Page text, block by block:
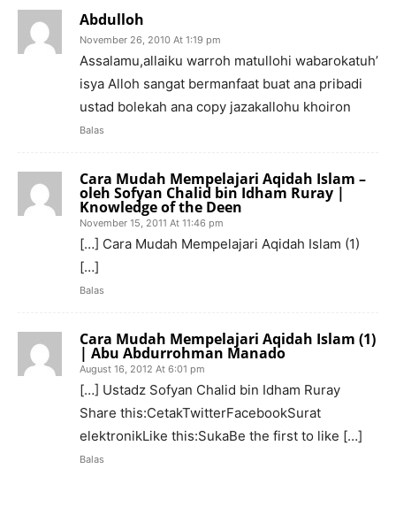
Abdulloh
November 26, 2010 At 1:19 pm
Assalamu,allaiku warroh matullohi wabarokatuh’
isya Alloh sangat bermanfaat buat ana pribadi
ustad bolekah ana copy jazakallohu khoiron
Balas
Cara Mudah Mempelajari Aqidah Islam –
oleh Sofyan Chalid bin Idham Ruray |
Knowledge of the Deen
November 15, 2011 At 11:46 pm
[…] Cara Mudah Mempelajari Aqidah Islam (1)
[…]
Balas
Cara Mudah Mempelajari Aqidah Islam (1)
| Abu Abdurrohman Manado
August 16, 2012 At 6:01 pm
[…] Ustadz Sofyan Chalid bin Idham Ruray
Share this:CetakTwitterFacebookSurat
elektronikLike this:SukaBe the first to like […]
Balas